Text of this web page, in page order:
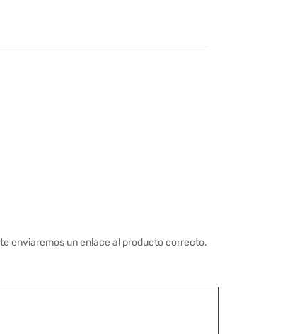
enviaremos un enlace al producto correcto.